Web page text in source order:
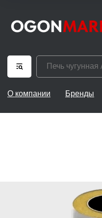
О компании Бренды